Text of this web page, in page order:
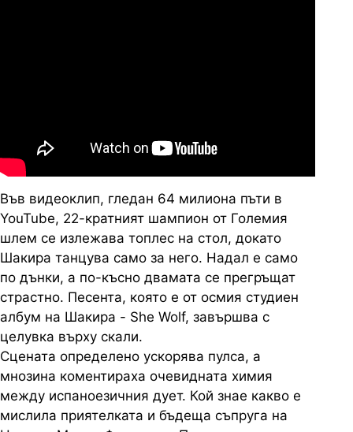
Във видеоклип, гледан 64 милиона пъти в
YouTube, 22-кратният шампион от Големия
шлем се излежава топлес на стол, докато
Шакира танцува само за него. Надал е само
по дънки, а по-късно двамата се прегръщат
страстно. Песента, която е от осмия студиен
албум на Шакира - She Wolf, завършва с
целувка върху скали.
Сцената определено ускорява пулса, а
мнозина коментираха очевидната химия
между испаноезичния дует. Кой знае какво е
мислила приятелката и бъдеща съпруга на